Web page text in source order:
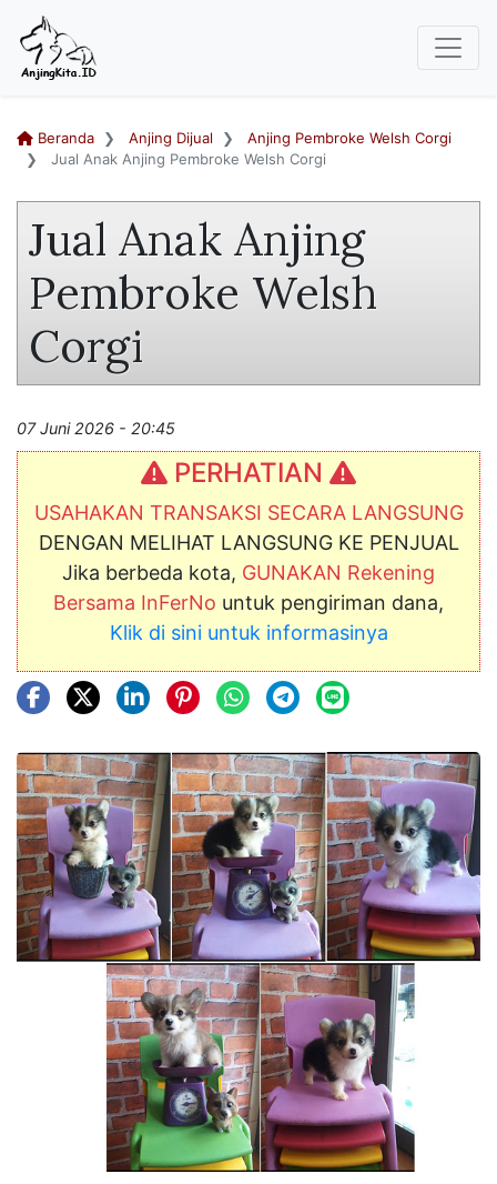
Beranda Anjing Dijual
Anjing Pembroke Welsh Corgi
Jual Anak Anjing Pembroke Welsh Corgi
Jual Anak Anjing
Pembroke Welsh
Corgi
07 Juni 2026 - 20:45
PERHATIAN
USAHAKAN TRANSAKSI SECARA LANGSUNG
DENGAN MELIHAT LANGSUNG KE PENJUAL
Jika berbeda kota, GUNAKAN Rekening
Bersama InFerNo untuk pengiriman dana,
Klik di sini untuk informasinya